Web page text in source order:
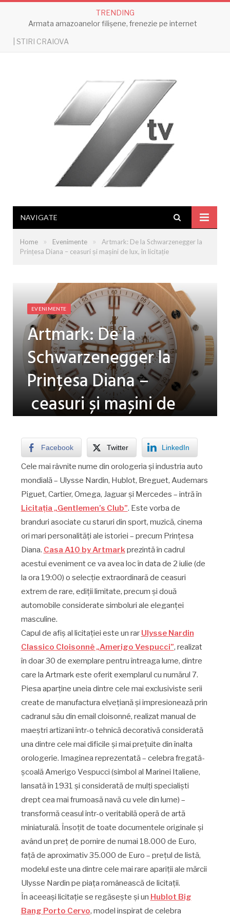
TRENDING
Armata amazoanelor filișene, frenezie pe internet
| STIRI CRAIOVA
NAVIGATE
Home » Evenimente »
Artmark: De la Schwarzenegger la
Prințesa Diana – ceasuri și mașini de lux, în licitație
EVENIMENTE
Artmark: De la
Schwarzenegger la
Prințesa Diana –
ceasuri și mașini de
by 18 IUNIE 2026 0 COMMENTS
Facebook Twitter LinkedIn
Cele mai râvnite nume din orologeria și industria auto
mondială – Ulysse Nardin, Hublot, Breguet, Audemars
Piguet, Cartier, Omega, Jaguar și Mercedes – intră în
Licitația „Gentlemen’s Club”. Este vorba de
branduri asociate cu staruri din sport, muzică, cinema
ori mari personalități ale istoriei – precum Prințesa
Diana. Casa A10 by Artmarkprezintă în cadrul
acestui eveniment ce va avea loc în data de 2 iulie (de
la ora 19:00) o selecție extraordinară de ceasuri
extrem de rare, ediții limitate, precum și două
automobile considerate simboluri ale eleganței
masculine.
Capul de afiș al licitației este un rar Ulysse Nardin
Classico Cloisonné „Amerigo Vespucci”, realizat
în doar 30 de exemplare pentru întreaga lume, dintre
care la Artmark este oferit exemplarul cu numărul 7.
Piesa aparține uneia dintre cele mai exclusiviste serii
create de manufactura elvețiană și impresionează prin
cadranul său din email cloisonné, realizat manual de
maeștri artizani într-o tehnică decorativă considerată
una dintre cele mai dificile și mai prețuite din înalta
orologerie. Imaginea reprezentată – celebra fregată-
școală Amerigo Vespucci (simbol al Marinei Italiene,
lansată în 1931 și considerată de mulți specialiști
drept cea mai frumoasă navă cu vele din lume) –
transformă ceasul într-o veritabilă operă de artă
miniaturală. Însoțit de toate documentele originale și
având un preț de pornire de numai 18.000 de Euro,
față de aproximativ 35.000 de Euro – prețul de listă,
modelul este una dintre cele mai rare apariții ale mărcii
Ulysse Nardin pe piața românească de licitații.
În aceeași licitație se regăsește și un Hublot Big
Bang Porto Cervo, model inspirat de celebra